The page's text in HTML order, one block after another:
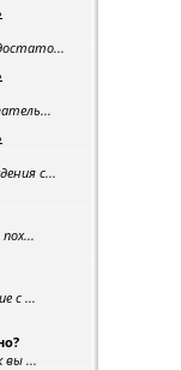
с...
с ...
вы ...